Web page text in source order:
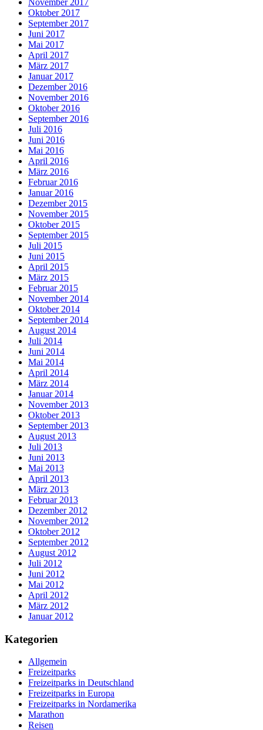
November 2017
Oktober 2017
September 2017
Juni 2017
Mai 2017
April 2017
März 2017
Januar 2017
Dezember 2016
November 2016
Oktober 2016
September 2016
Juli 2016
Juni 2016
Mai 2016
April 2016
März 2016
Februar 2016
Januar 2016
Dezember 2015
November 2015
Oktober 2015
September 2015
Juli 2015
Juni 2015
April 2015
März 2015
Februar 2015
November 2014
Oktober 2014
September 2014
August 2014
Juli 2014
Juni 2014
Mai 2014
April 2014
März 2014
Januar 2014
November 2013
Oktober 2013
September 2013
August 2013
Juli 2013
Juni 2013
Mai 2013
April 2013
März 2013
Februar 2013
Dezember 2012
November 2012
Oktober 2012
September 2012
August 2012
Juli 2012
Juni 2012
Mai 2012
April 2012
März 2012
Januar 2012
Kategorien
Allgemein
Freizeitparks
Freizeitparks in Deutschland
Freizeitparks in Europa
Freizeitparks in Nordamerika
Marathon
Reisen